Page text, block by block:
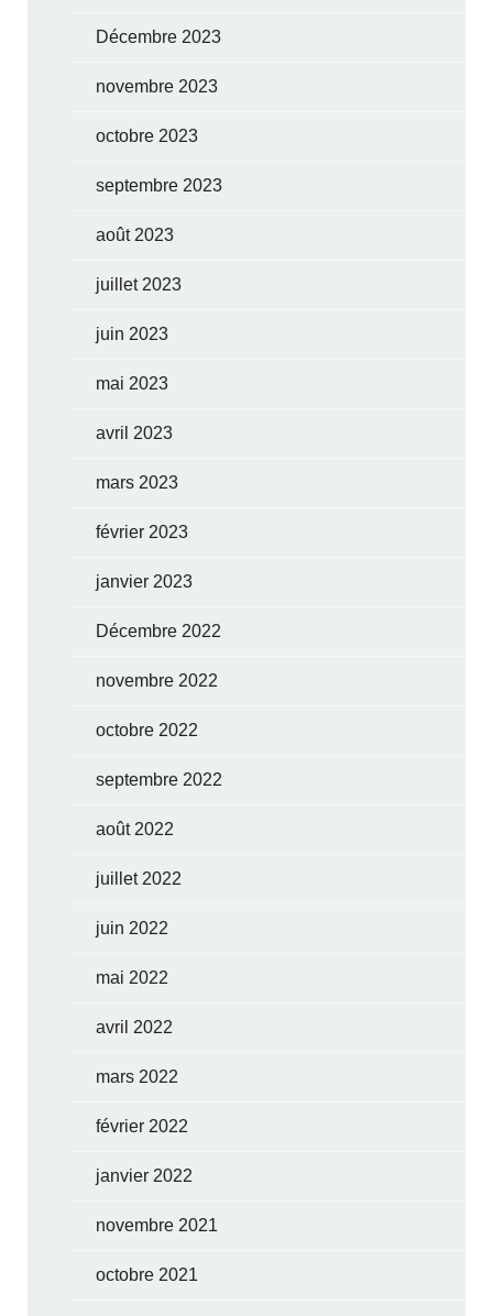
Décembre 2023
novembre 2023
octobre 2023
septembre 2023
août 2023
juillet 2023
juin 2023
mai 2023
avril 2023
mars 2023
février 2023
janvier 2023
Décembre 2022
novembre 2022
octobre 2022
septembre 2022
août 2022
juillet 2022
juin 2022
mai 2022
avril 2022
mars 2022
février 2022
janvier 2022
novembre 2021
octobre 2021